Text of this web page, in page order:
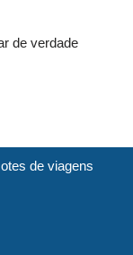
de verdade
de viagens